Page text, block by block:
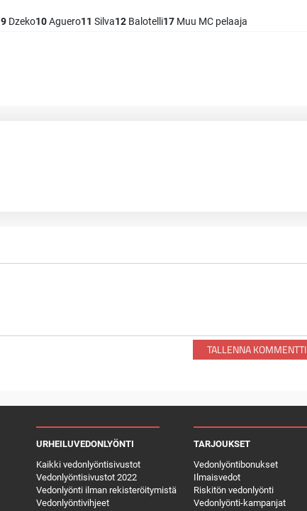
9Dzeko10Aguero11 Silva12Balotelli17Muu MC pelaaja
TALLENNA KOMMENTTI
URHEILUVEDONLYÖNTI
Kaikki vedonlyöntisivustot
Vedonlyöntisivustot 2022
Vedonlyönti ilman rekisteröitymistä
Vedonlyöntivihjeet
TARJOUKSET
Vedonlyöntibonukset
Ilmaisvedot
Riskitön vedonlyönti
Vedonlyönti-kampanjat